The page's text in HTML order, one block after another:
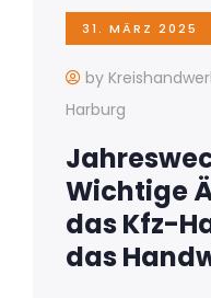
31. MÄRZ 2025
by
Harburg
Wichtige
das Kfz-
das